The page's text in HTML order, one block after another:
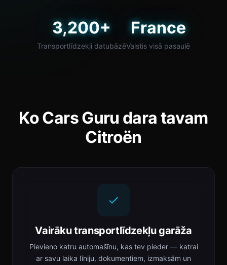
3,200+
Transportlīdzekļi datubāzē
France
Valstis visā pasaulē
Ko Cars Guru dara tavam
Citroën
Vairāku transportlīdzekļu garāža
Pievieno katru automašīnu, kas tev pieder — katrai
ar savu laika līniju, dokumentiem, izmaksām un